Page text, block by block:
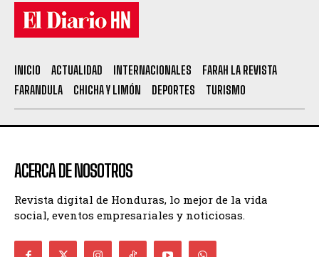
INICIO ACTUALIDAD INTERNACIONALES
FARAH LA REVISTA
FARANDULA
CHICHA Y LIMÓN DEPORTES TURISMO
ACERCA DE NOSOTROS
Revista digital de Honduras, lo mejor de la vida
social, eventos empresariales y noticiosas.